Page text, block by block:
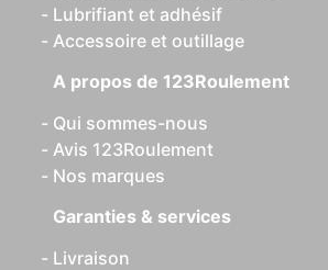
Lubrifiant et adhésif
Accessoire et outillage
A propos de 123Roulement
Qui sommes-nous
Avis 123Roulement
Nos marques
Garanties & services
Livraison